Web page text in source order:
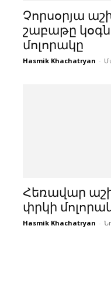
Չորսօրյա
շաբաթը
մոլորակը
Hasmik Khachatryan -
Հեռավար
փրկի
Hasmik Khachatryan -